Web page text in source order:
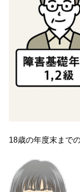
18歳の年度末まで